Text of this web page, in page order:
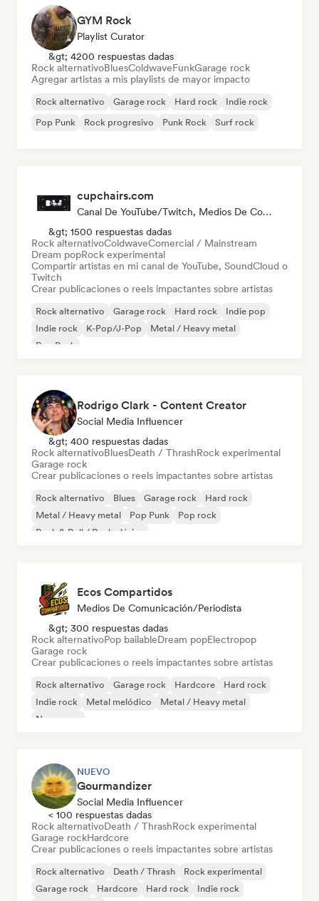
GYM Rock
Playlist Curator
&gt; 4200 respuestas dadas
Rock alternativoBluesColdwaveFunkGarage rock
Agregar artistas a mis playlists de mayor impacto
Rock alternativo Garage rock Hard rock
Indie rock
Pop Punk
Rock progresivo Punk Rock Surf rock
cupchairs.com
Canal De YouTube/Twitch, Medios De Comunicación/Periodista
&gt; 1500 respuestas dadas
Rock alternativoColdwaveComercial / Mainstream
Dream popRock experimental
Compartir artistas en mi canal de YouTube, SoundCloud o
Twitch
Crear publicaciones o reels impactantes sobre artistas
Rock alternativo Garage rock Hard rock
Indie pop
Indie rock
K-Pop/J-Pop
Metal / Heavy metal
Pop Punk
Rodrigo Clark - Content Creator
Social Media Influencer
&gt; 400 respuestas dadas
Rock alternativoBluesDeath / ThrashRock experimental
Garage rock
Crear publicaciones o reels impactantes sobre artistas
Rock alternativo Blues Garage rock
Hard rock
Metal / Heavy metal
Pop Punk
Pop rock
Rock & Roll / Rock clásico
Ecos Compartidos
Medios De Comunicación/Periodista
&gt; 300 respuestas dadas
Rock alternativoPop bailableDream popElectropop
Garage rock
Crear publicaciones o reels impactantes sobre artistas
Rock alternativo Garage rock Hardcore
Hard rock
Indie rock
Metal melódico
Metal / Heavy metal
New wave
NUEVO
Gourmandizer
Social Media Influencer
< 100 respuestas dadas
Rock alternativoDeath / ThrashRock experimental
Garage rockHardcore
Crear publicaciones o reels impactantes sobre artistas
Rock alternativo Death / Thrash
Rock experimental
Garage rock
Hardcore Hard rock
Indie rock